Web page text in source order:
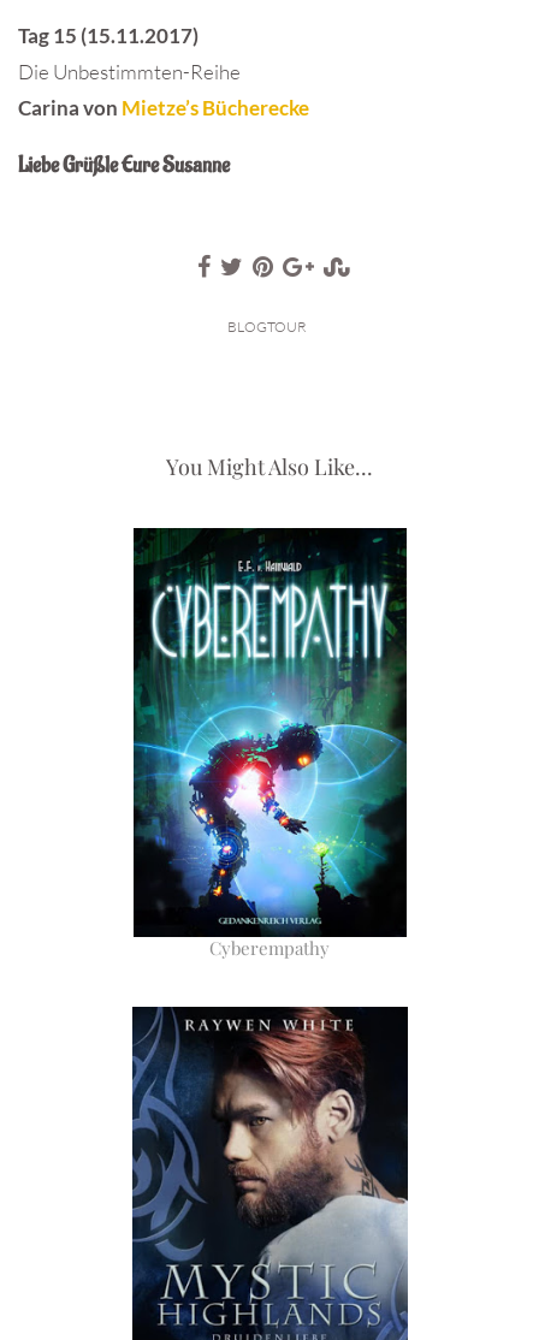
Tag 15 (15.11.2017)
Die Unbestimmten-Reihe
Carina von Mietze’s Bücherecke
Liebe Grüßle Eure Susanne
BLOGTOUR
You Might Also Like...
Cyberempathy